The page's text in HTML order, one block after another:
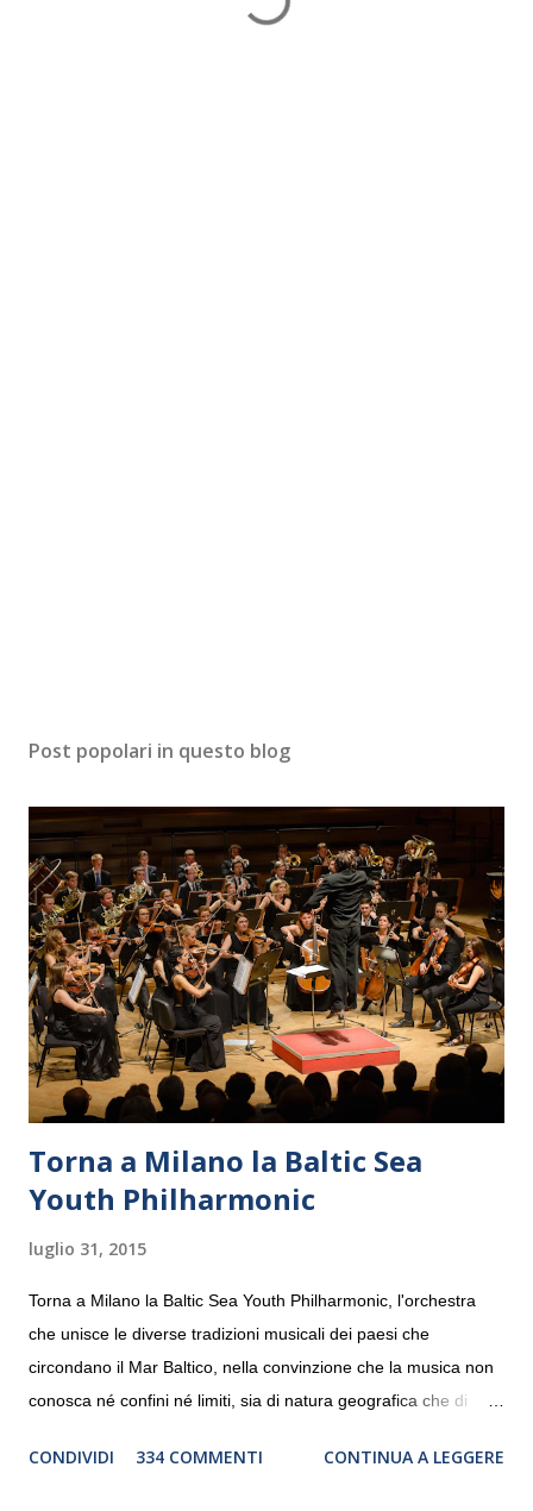
Post popolari in questo blog
Torna a Milano la Baltic Sea
Youth Philharmonic
luglio 31, 2015
Torna a Milano la Baltic Sea Youth Philharmonic, l'orchestra
che unisce le diverse tradizioni musicali dei paesi che
circondano il Mar Baltico, nella convinzione che la musica non
conosca né confini né limiti, sia di natura geografica che di
debutterà il 10 settembre a Heiden, in Germania, e toccherà, in
CONDIVIDI 334 COMMENTI CONTINUA A LEGGERE